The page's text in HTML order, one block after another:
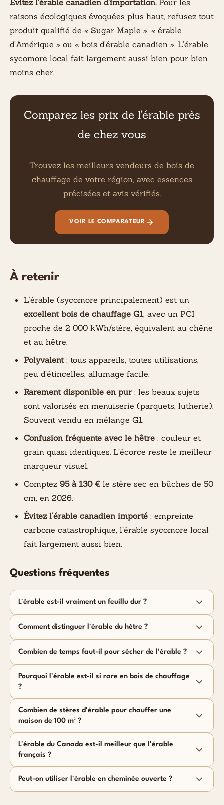
Évitez l’érable canadien d’importation.Pour les
raisons écologiques évoquées plus haut, refusez tout
produit qualifié de « Sugar Maple », « érable
d’Amérique » ou « bois d’érable canadien ». L’érable
sycomore local fait largement aussi bien pour bien
moins cher.
Comparez les prix de l'érable près
de chez vous
Trouvez les meilleurs vendeurs de bois de
chauffage de votre région, avec essences
précisées et avis vérifiés.
VOIR LE COMPARATEUR
À retenir
L’érable (sycomore principalement) est un
excellent bois de chauffage G1, avec un PCI
proche de 2 000 kWh/stère, équivalent au chêne
et au hêtre.
Polyvalent: tous appareils, toutes utilisations,
peu d’étincelles, allumage facile.
Rarement disponible en pur: les beaux sujets
sont valorisés en menuiserie (parquets, lutherie).
Souvent vendu en mélange G1.
Confusion fréquente avec le hêtre : couleur et
grain quasi identiques. L’écorce reste le meilleur
marqueur visuel.
Comptez 95 à 130 €le stère sec en bûches de 50
cm, en 2026.
Évitez l’érable canadien importé : empreinte
carbone catastrophique, l’érable sycomore local
fait largement aussi bien.
Questions fréquentes
L'érable est-il vraiment un feuillu dur ?
Comment distinguer l'érable du hêtre ?
Combien de temps faut-il pour sécher de l'érable ?
Pourquoi l'érable est-il si rare en bois de chauffage
?
Combien de stères d'érable pour chauffer une
maison de 100 m² ?
L'érable du Canada est-il meilleur que l'érable
français ?
Peut-on utiliser l'érable en cheminée ouverte ?